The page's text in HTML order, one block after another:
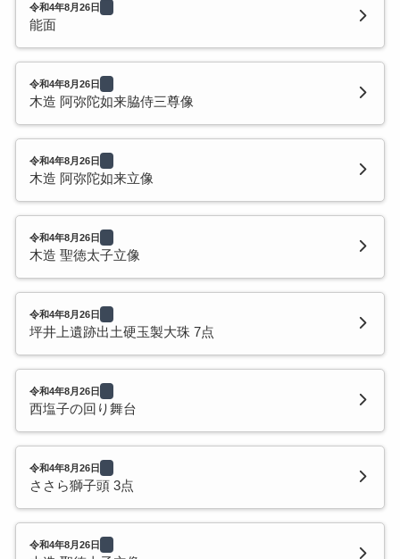
令和4年8月26日
能面
令和4年8月26日
木造 阿弥陀如来脇侍三尊像
令和4年8月26日
木造 阿弥陀如来立像
令和4年8月26日
木造 聖徳太子立像
令和4年8月26日
坪井上遺跡出土硬玉製大珠 7点
令和4年8月26日
西塩子の回り舞台
令和4年8月26日
ささら獅子頭 3点
令和4年8月26日